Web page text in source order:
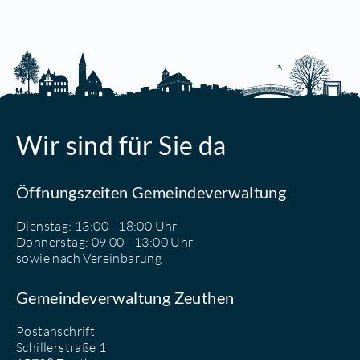
Wir sind für Sie da
Öffnungszeiten Gemeindeverwaltung
Dienstag: 13:00 - 18:00 Uhr
Donnerstag: 09.00 - 13:00 Uhr
sowie nach Vereinbarung
Gemeindeverwaltung Zeuthen
Postanschrift
Schillerstraße 1